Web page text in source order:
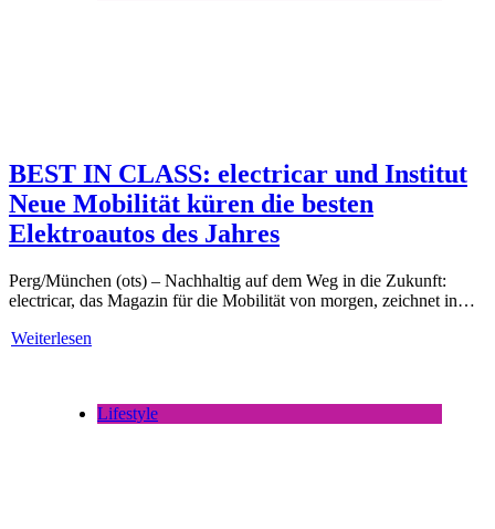
BEST IN CLASS: electricar und Institut
Neue Mobilität küren die besten
Elektroautos des Jahres
Perg/München (ots) – Nachhaltig auf dem Weg in die Zukunft:
electricar, das Magazin für die Mobilität von morgen, zeichnet in…
Weiterlesen
Lifestyle